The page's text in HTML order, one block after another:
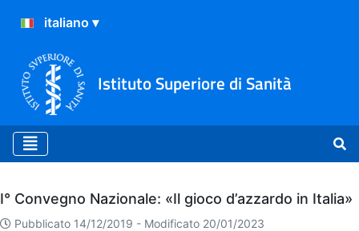
Istituto Superiore di Sanità
Archivio
I° Convegno Nazionale: «Il gioco d’azzardo in Italia»
Pubblicato 14/12/2019 - Modificato 20/01/2023